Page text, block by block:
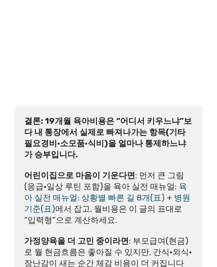
결론: 19개월 육아비용은 “어디서 키우느냐”보
다 내 통장에서 실제로 빠져나가는 항목(기타
필요경비·소모품·식비)을 얼마나 통제하느냐
가 승부입니다.
어린이집으로 마음이 기운다면: 먼저 큰 그림
(응급·일상 루틴 포함)을 육아 실전 매뉴얼: 육
아 실전 매뉴얼: 상황별 빠른 길 8개(표) + 병원
기준(표)에서 잡고, 월비용은 이 글의 표대로
“입력형”으로 계산하세요.
가정양육을 더 고민 중이라면: 부모급여(현금)
로 월 현금흐름은 좋아질 수 있지만, 간식·외식·
장난감이 새는 순간 체감 비용이 더 커집니다